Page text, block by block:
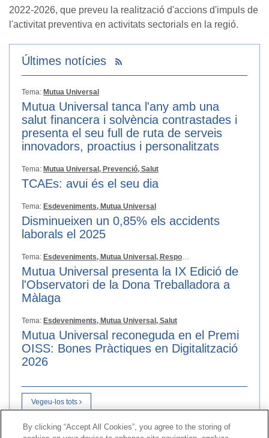
2022-2026, que preveu la realització d'accions d'impuls de
l'activitat preventiva en activitats sectorials en la regió.
Últimes notícies
Tema: Mutua Universal
Mutua Universal tanca l'any amb una
salut financera i solvència contrastades i
presenta el seu full de ruta de serveis
innovadors, proactius i personalitzats
Tema: Mutua Universal, Prevenció, Salut
TCAEs: avui és el seu dia
Tema: Esdeveniments, Mutua Universal
Disminueixen un 0,85% els accidents
laborals el 2025
Tema: Esdeveniments, Mutua Universal, Responsabilitat Social
Mutua Universal presenta la IX Edició de
l'Observatori de la Dona Treballadora a
Màlaga
Tema: Esdeveniments, Mutua Universal, Salut
Mutua Universal reconeguda en el Premi
OISS: Bones Pràctiques en Digitalització
2026
Vegeu-los tots
By clicking “Accept All Cookies”, you agree to the storing of